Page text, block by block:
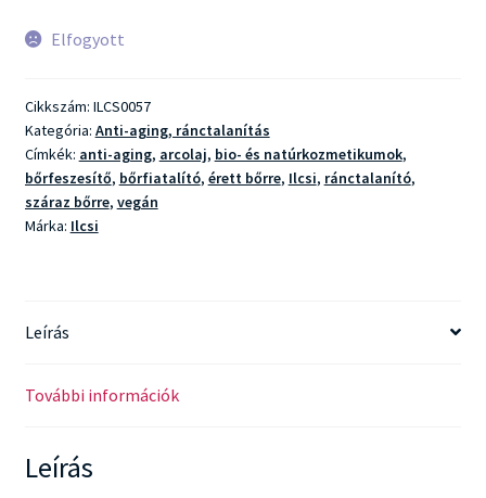
Elfogyott
Cikkszám: ILCS0057
Kategória: Anti-aging, ránctalanítás
Címkék: anti-aging, arcolaj, bio- és natúrkozmetikumok,
bőrfeszesítő, bőrfiatalító, érett bőrre, Ilcsi, ránctalanító,
száraz bőrre, vegán
Márka: Ilcsi
Leírás
További információk
Leírás